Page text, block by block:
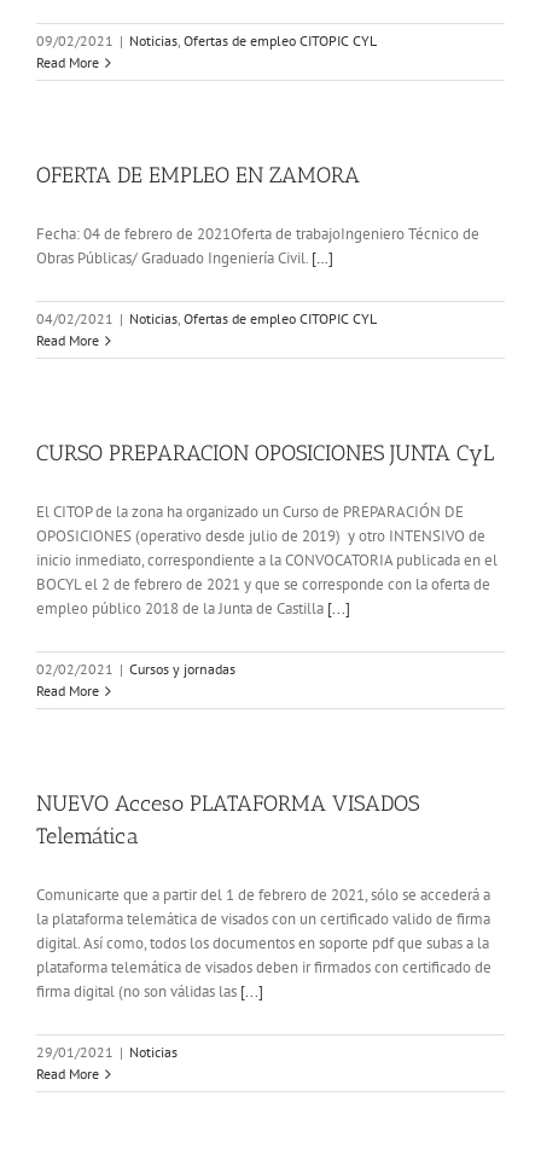
09/02/2021 | Noticias, Ofertas de empleo CITOPIC CYL
Read More
OFERTA DE EMPLEO EN ZAMORA
Fecha: 04 de febrero de 2021Oferta de trabajoIngeniero Técnico de
Obras Públicas/ Graduado Ingeniería Civil. […]
04/02/2021 | Noticias, Ofertas de empleo CITOPIC CYL
Read More
CURSO PREPARACION OPOSICIONES JUNTA CyL
El CITOP de la zona ha organizado un Curso de PREPARACIÓN DE
OPOSICIONES (operativo desde julio de 2019) y otro INTENSIVO de
inicio inmediato, correspondiente a la CONVOCATORIA publicada en el
BOCYL el 2 de febrero de 2021 y que se corresponde con la oferta de
empleo público 2018 de la Junta de Castilla [...]
02/02/2021 | Cursos y jornadas
Read More
NUEVO Acceso PLATAFORMA VISADOS
Telemática
Comunicarte que a partir del 1 de febrero de 2021, sólo se accederá a
la plataforma telemática de visados con un certificado valido de firma
digital. Así como, todos los documentos en soporte pdf que subas a la
plataforma telemática de visados deben ir firmados con certificado de
firma digital (no son válidas las [...]
29/01/2021 | Noticias
Read More